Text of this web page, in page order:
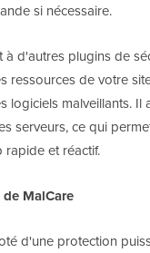
si nécessaire.
à d'autres plugins de
ressources de votre
logiciels malveillants. Il
serveurs, ce qui
rapide et réactif.
MalCare
d'une protection